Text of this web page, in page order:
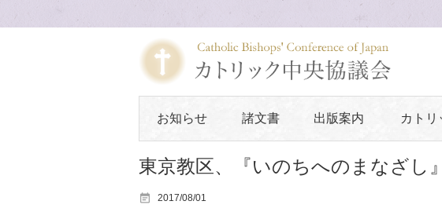
お知らせ 諸文書 出版案内 カトリ
東京教区、『いのちへのまなざし
2017/08/01